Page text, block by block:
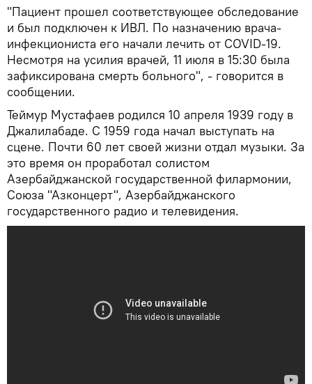
"Пациент прошел соответствующее обследование
и был подключен к ИВЛ. По назначению врача-
инфекциониста его начали лечить от COVID-19.
Несмотря на усилия врачей, 11 июля в 15:30 была
зафиксирована смерть больного", - говорится в
сообщении.
Теймур Мустафаев родился 10 апреля 1939 году в
Джалилабаде. С 1959 года начал выступать на
сцене. Почти 60 лет своей жизни отдал музыки. За
это время он проработал солистом
Азербайджанской государственной филармонии,
Союза "Азконцерт", Азербайджанского
государственного радио и телевидения.